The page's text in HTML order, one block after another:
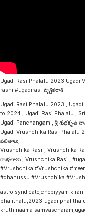
Ugadi Rasi Phalalu 2023|Ugadi
rashi|#ugadirasi వృశ్చికరాశి
Ugadi Rasi Phalalu 2023 ,
to 2024 , Ugadi Rasi Phalalu ,
Ugadi Panchangam , శ్రీ
Ugadi Vrushchika Rasi
ఫలితాలు,
Vrushchika Rasi , Vrushchika
రాశి ఫలాలు , Vrushchika Rasi ,
#Vrushchika #Vrushchika
#dhanussu #Vrushchika
astro syndicate,chebiyyam
phalithalu,2023 ugadi
kruth naama